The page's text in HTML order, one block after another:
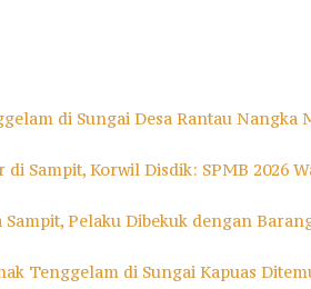
di Sungai Desa Rantau Nangka
Sampit, Korwil Disdik: SPMB 2026
Pelaku Dibekuk dengan
Tenggelam di Sungai Kapuas